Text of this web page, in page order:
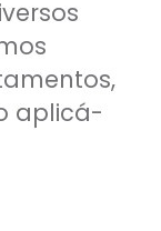
aplicá-